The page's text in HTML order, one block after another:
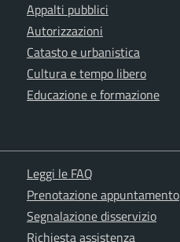
Appalti pubblici
Autorizzazioni
Catasto e urbanistica
Cultura e tempo libero
Educazione e formazione
Leggi le FAQ
Prenotazione appuntamento
Segnalazione disservizio
Richiesta assistenza